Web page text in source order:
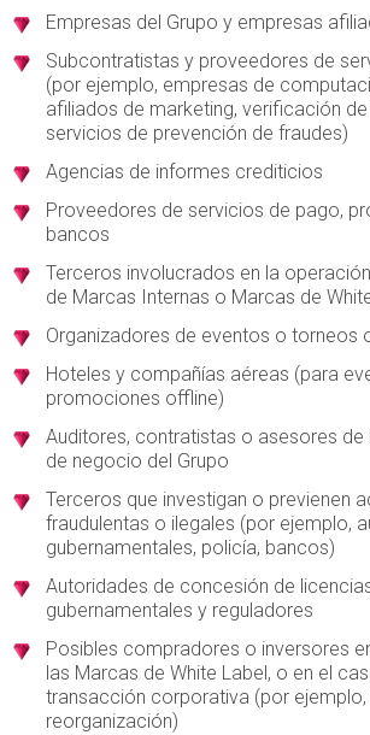
Empresas del Grupo y empresas
Subcontratistas y proveedores de
(por ejemplo, empresas de
afiliados de marketing, verificación
servicios de prevención de fraudes)
Agencias de informes crediticios
Proveedores de servicios de pago,
bancos
Terceros involucrados en la
de Marcas Internas o Marcas de
Organizadores de eventos o torneos
Hoteles y compañías aéreas (para
promociones offline)
Auditores, contratistas o asesores
de negocio del Grupo
Terceros que investigan o previenen
fraudulentas o ilegales (por ejemplo,
gubernamentales, policía, bancos)
Autoridades de concesión de
gubernamentales y reguladores
Posibles compradores o inversores
las Marcas de White Label, o en el
transacción corporativa (por ejemplo,
reorganización)